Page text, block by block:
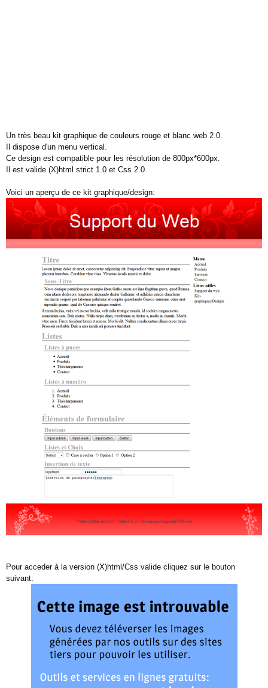
Un très beau kit graphique de couleurs rouge et blanc web 2.0.
Il dispose d'un menu vertical.
Ce design est compatible pour les résolution de 800px*600px.
Il est valide (X)html strict 1.0 et Css 2.0.
Voici un aperçu de ce kit graphique/design:
Pour acceder à la version (X)html/Css valide cliquez sur le bouton
suivant: